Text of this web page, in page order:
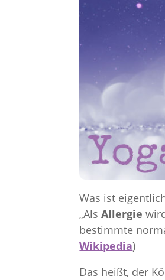
Was ist
„AlsAllergie
bestimmte
Wikipedia)
Das heißt, der